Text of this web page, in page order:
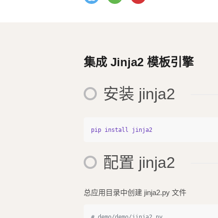
集成 Jinja2 模板引擎
安装 jinja2
pip install jinja2
配置 jinja2
总应用目录中创建 jinja2.py 文件